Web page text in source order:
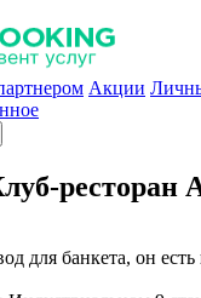
Акции
для банкета, он есть